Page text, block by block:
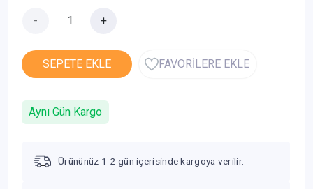
- +
SEPETE EKLE FAVORİLERE EKLE
Aynı Gün Kargo
Ürününüz 1-2 gün içerisinde kargoya verilir.